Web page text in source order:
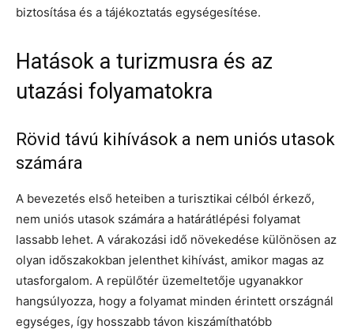
biztosítása és a tájékoztatás egységesítése.
Hatások a turizmusra és az
utazási folyamatokra
Rövid távú kihívások a nem uniós utasok
számára
A bevezetés első heteiben a turisztikai célból érkező,
nem uniós utasok számára a határátlépési folyamat
lassabb lehet. A várakozási idő növekedése különösen az
olyan időszakokban jelenthet kihívást, amikor magas az
utasforgalom. A repülőtér üzemeltetője ugyanakkor
hangsúlyozza, hogy a folyamat minden érintett országnál
egységes, így hosszabb távon kiszámíthatóbb